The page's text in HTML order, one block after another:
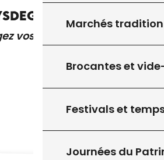
Marchés
Brocantes et
Festivals et
Journées du
vos expériences